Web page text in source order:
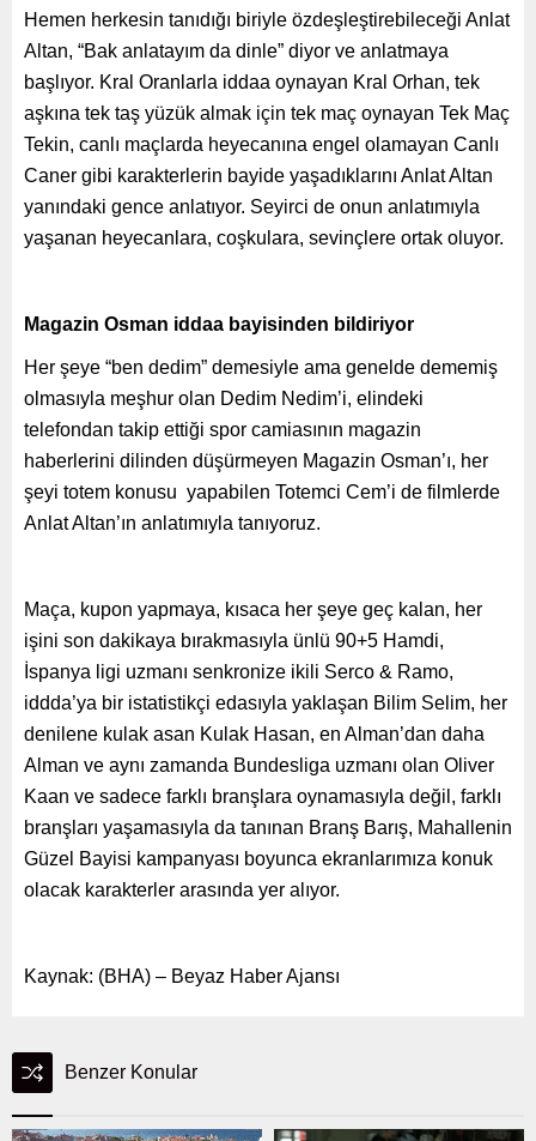
Hemen herkesin tanıdığı biriyle özdeşleştirebileceği Anlat
Altan, “Bak anlatayım da dinle” diyor ve anlatmaya
başlıyor. Kral Oranlarla iddaa oynayan Kral Orhan, tek
aşkına tek taş yüzük almak için tek maç oynayan Tek Maç
Tekin, canlı maçlarda heyecanına engel olamayan Canlı
Caner gibi karakterlerin bayide yaşadıklarını Anlat Altan
yanındaki gence anlatıyor. Seyirci de onun anlatımıyla
yaşanan heyecanlara, coşkulara, sevinçlere ortak oluyor.
Magazin Osman iddaa bayisinden bildiriyor
Her şeye “ben dedim” demesiyle ama genelde dememiş
olmasıyla meşhur olan Dedim Nedim’i, elindeki
telefondan takip ettiği spor camiasının magazin
haberlerini dilinden düşürmeyen Magazin Osman’ı, her
şeyi totem konusu yapabilen Totemci Cem’i de filmlerde
Anlat Altan’ın anlatımıyla tanıyoruz.
Maça, kupon yapmaya, kısaca her şeye geç kalan, her
işini son dakikaya bırakmasıyla ünlü 90+5 Hamdi,
İspanya ligi uzmanı senkronize ikili Serco & Ramo,
iddda’ya bir istatistikçi edasıyla yaklaşan Bilim Selim, her
denilene kulak asan Kulak Hasan, en Alman’dan daha
Alman ve aynı zamanda Bundesliga uzmanı olan Oliver
Kaan ve sadece farklı branşlara oynamasıyla değil, farklı
branşları yaşamasıyla da tanınan Branş Barış, Mahallenin
Güzel Bayisi kampanyası boyunca ekranlarımıza konuk
olacak karakterler arasında yer alıyor.
Kaynak: (BHA) – Beyaz Haber Ajansı
Benzer Konular